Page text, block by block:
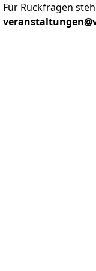
Für Rückfragen